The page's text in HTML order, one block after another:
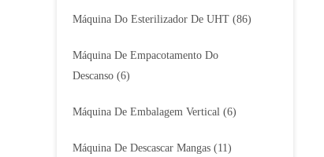
Máquina Do Esterilizador De UHT (86)
Máquina De Empacotamento Do
Descanso (6)
Máquina De Embalagem Vertical (6)
Máquina De Descascar Mangas (11)